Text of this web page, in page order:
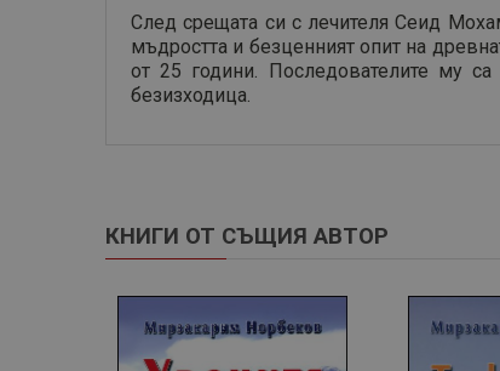
След срещата си с лечителя Сеид
мъдростта и безценният опит на
от 25 години. Последователите му
безизходица.
КНИГИ ОТ СЪЩИЯ АВТОР